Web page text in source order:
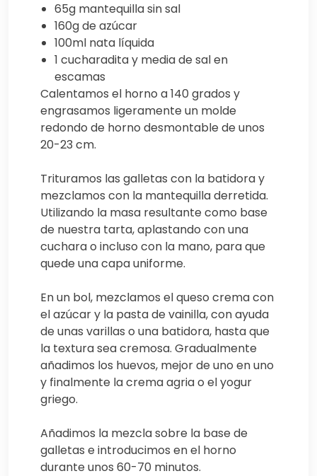
65g mantequilla sin sal
160g de azúcar
100ml nata líquida
1 cucharadita y media de sal en
escamas
Calentamos el horno a 140 grados y
engrasamos ligeramente un molde
redondo de horno desmontable de unos
20-23 cm.
Trituramos las galletas con la batidora y
mezclamos con la mantequilla derretida.
Utilizando la masa resultante como base
de nuestra tarta, aplastando con una
cuchara o incluso con la mano, para que
quede una capa uniforme.
En un bol, mezclamos el queso crema con
el azúcar y la pasta de vainilla, con ayuda
de unas varillas o una batidora, hasta que
la textura sea cremosa. Gradualmente
añadimos los huevos, mejor de uno en uno
y finalmente la crema agria o el yogur
griego.
Añadimos la mezcla sobre la base de
galletas e introducimos en el horno
durante unos 60-70 minutos.